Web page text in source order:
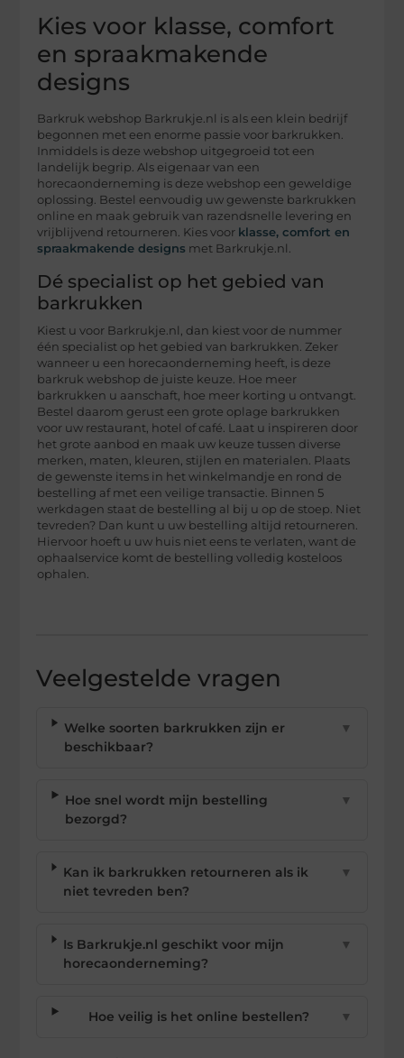
Kies voor klasse, comfort
en spraakmakende
designs
Barkruk webshop Barkrukje.nl is als een klein bedrijf
begonnen met een enorme passie voor barkrukken.
Inmiddels is deze webshop uitgegroeid tot een
landelijk begrip. Als eigenaar van een
horecaonderneming is deze webshop een geweldige
oplossing. Bestel eenvoudig uw gewenste barkrukken
online en maak gebruik van razendsnelle levering en
vrijblijvend retourneren. Kies voor klasse, comfort en
spraakmakende designs met Barkrukje.nl.
Dé specialist op het gebied van
barkrukken
Kiest u voor Barkrukje.nl, dan kiest voor de nummer
één specialist op het gebied van barkrukken. Zeker
wanneer u een horecaonderneming heeft, is deze
barkruk webshop de juiste keuze. Hoe meer
barkrukken u aanschaft, hoe meer korting u ontvangt.
Bestel daarom gerust een grote oplage barkrukken
voor uw restaurant, hotel of café. Laat u inspireren door
het grote aanbod en maak uw keuze tussen diverse
merken, maten, kleuren, stijlen en materialen. Plaats
de gewenste items in het winkelmandje en rond de
bestelling af met een veilige transactie. Binnen 5
werkdagen staat de bestelling al bij u op de stoep. Niet
tevreden? Dan kunt u uw bestelling altijd retourneren.
Hiervoor hoeft u uw huis niet eens te verlaten, want de
ophaalservice komt de bestelling volledig kosteloos
ophalen.
Veelgestelde vragen
Welke soorten barkrukken zijn er
beschikbaar?
▼
Hoe snel wordt mijn bestelling
bezorgd?
▼
Kan ik barkrukken retourneren als ik
niet tevreden ben?
▼
Is Barkrukje.nl geschikt voor mijn
horecaonderneming?
▼
Hoe veilig is het online bestellen? ▼